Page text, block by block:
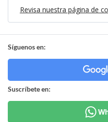
Revisa nuestra página de
Síguenos en:
Suscríbete en: